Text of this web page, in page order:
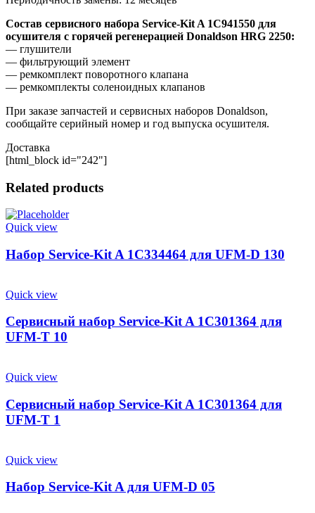
Состав сервисного набора Service-Kit A 1C941550 для
осушителя с горячей регенерацией Donaldson HRG 2250:
— глушители
— фильтрующий элемент
— ремкомплект поворотного клапана
— ремкомплекты соленоидных клапанов
При заказе запчастей и сервисных наборов Donaldson,
сообщайте серийный номер и год выпуска осушителя.
Доставка
[html_block id="242"]
Related products
Quick view
Набор Service-Kit A 1C334464 для UFM-D 130
Quick view
Сервисный набор Service-Kit A 1C301364 для
UFM-T 10
Quick view
Сервисный набор Service-Kit A 1C301364 для
UFM-T 1
Quick view
Набор Service-Kit A для UFM-D 05